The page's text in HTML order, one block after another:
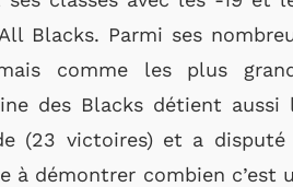
Blacks. Parmi ses
comme les plus
des Blacks détient aussi
(23 victoires) et a disputé
à démontrer combien c’est